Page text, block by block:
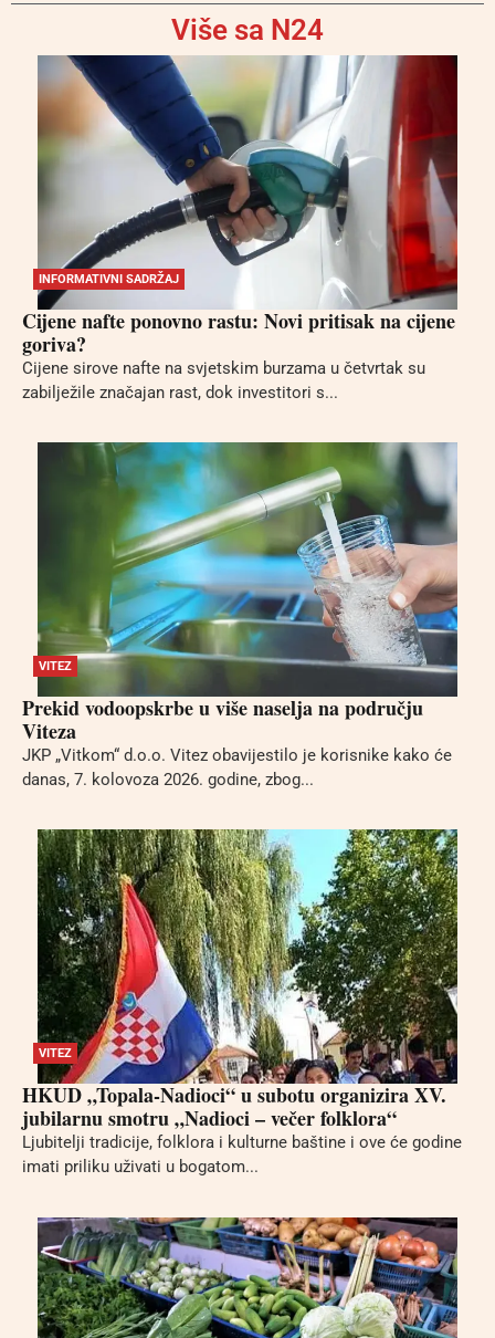
Više sa N24
INFORMATIVNI SADRŽAJ
Cijene nafte ponovno rastu: Novi pritisak na cijene
goriva?
Cijene sirove nafte na svjetskim burzama u četvrtak su
zabilježile značajan rast, dok investitori s...
VITEZ
Prekid vodoopskrbe u više naselja na području
Viteza
JKP „Vitkom“ d.o.o. Vitez obavijestilo je korisnike kako će
danas, 7. kolovoza 2026. godine, zbog...
VITEZ
HKUD „Topala-Nadioci“ u subotu organizira XV.
jubilarnu smotru „Nadioci – večer folklora“
Ljubitelji tradicije, folklora i kulturne baštine i ove će godine
imati priliku uživati u bogatom...